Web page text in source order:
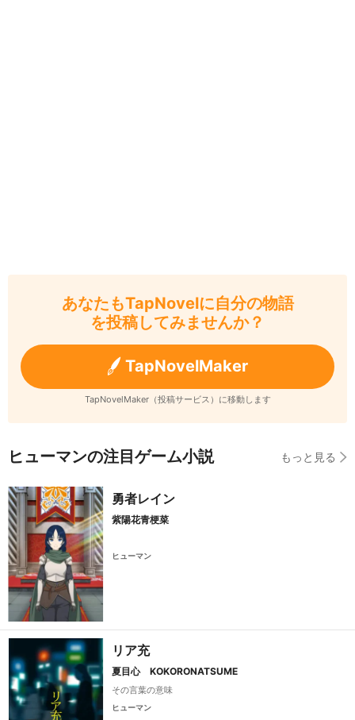
あなたもTapNovelに自分の物語
を投稿してみませんか？
TapNovelMaker
TapNovelMaker（投稿サービス）に移動します
ヒューマンの注目ゲーム小説 もっと見る
勇者レイン
紫陽花青梗菜
ヒューマン
リア充
夏目心 KOKORONATSUME
その言葉の意味
ヒューマン